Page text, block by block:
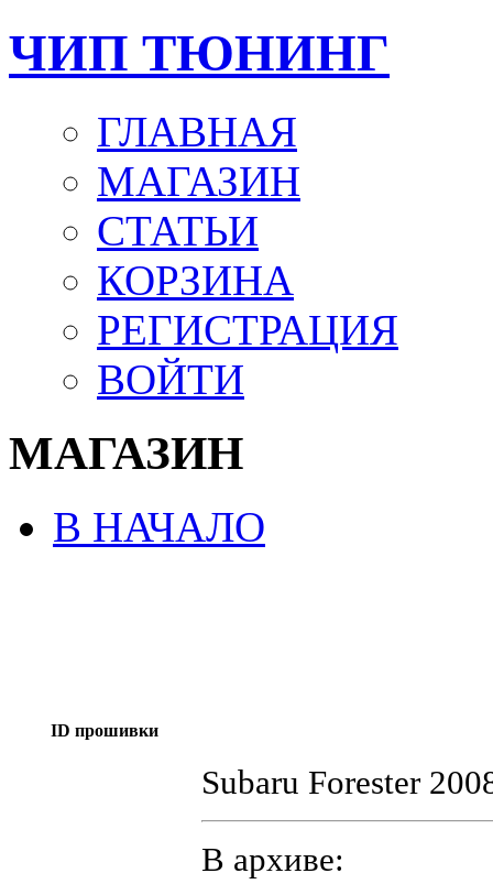
ЧИП ТЮНИНГ
ГЛАВНАЯ
МАГАЗИН
СТАТЬИ
КОРЗИНА
РЕГИСТРАЦИЯ
ВОЙТИ
МАГАЗИН
В НАЧАЛО
ID прошивки
Subaru Forester
В архиве: